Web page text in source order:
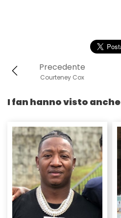
Precedente
Courteney Cox
I fan hanno visto anche